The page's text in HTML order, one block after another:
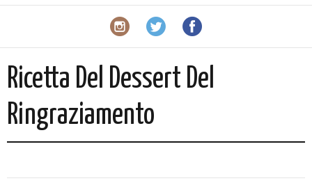
Ricetta Del Dessert Del
Ringraziamento